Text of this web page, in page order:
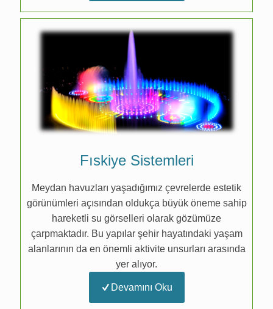
Fıskiye Sistemleri
Meydan havuzları yaşadığımız çevrelerde estetik
görünümleri açısından oldukça büyük öneme sahip
hareketli su görselleri olarak gözümüze
çarpmaktadır. Bu yapılar şehir hayatındaki yaşam
alanlarının da en önemli aktivite unsurları arasında
yer alıyor.
Devamını Oku